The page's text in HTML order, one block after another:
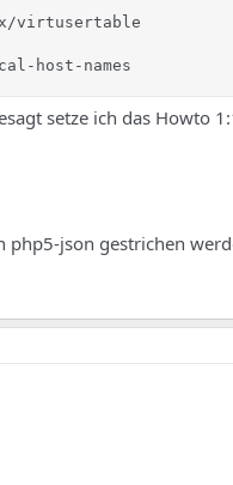
virtusertable
host-names
setze ich das Howto
php5-json gestrichen